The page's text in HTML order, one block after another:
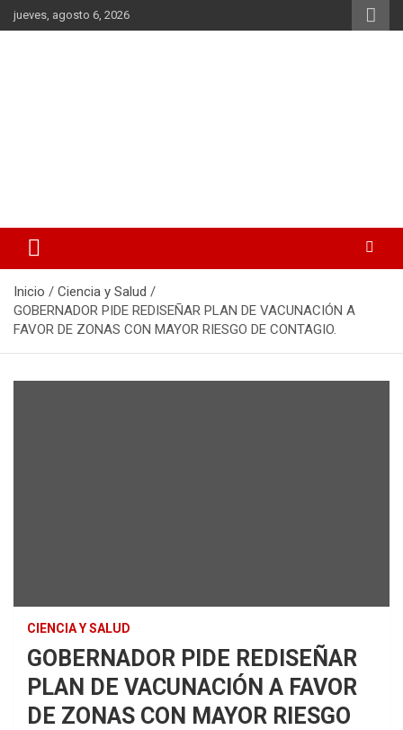
Saltar
al
jueves, agosto 6, 2026
Inicio
Ciencia y Salud
GOBERNADOR PIDE REDISEÑAR PLAN DE VACUNACIÓN A
FAVOR DE ZONAS CON MAYOR RIESGO DE CONTAGIO.
CIENCIA Y SALUD
GOBERNADOR PIDE REDISEÑAR
PLAN DE VACUNACIÓN A FAVOR
DE ZONAS CON MAYOR RIESGO